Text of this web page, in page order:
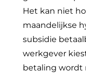
Het kan niet
maandelijkse
subsidie
werkgever
betaling wordt